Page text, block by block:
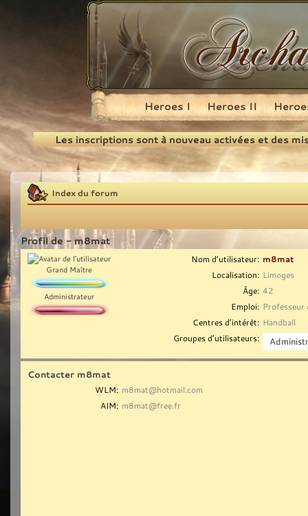
Recherche
Heroes I Heroes II
Les inscriptions sont à nouveau activées et des
Index du forum
Profil de - m8mat
Grand Maître
Administrateur
Nom d’utilisateur: m8mat
Localisation: Limoges
Âge: 42
Emploi: Professeur
Centres d’intérêt: Handball
Groupes d’utilisateurs:
Contacter m8mat
WLM: m8mat@hotmail.com
AIM: m8mat@free.fr